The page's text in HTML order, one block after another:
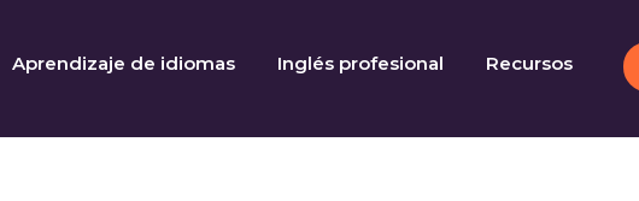
Aprendizaje de idiomas Inglés profesional Recursos